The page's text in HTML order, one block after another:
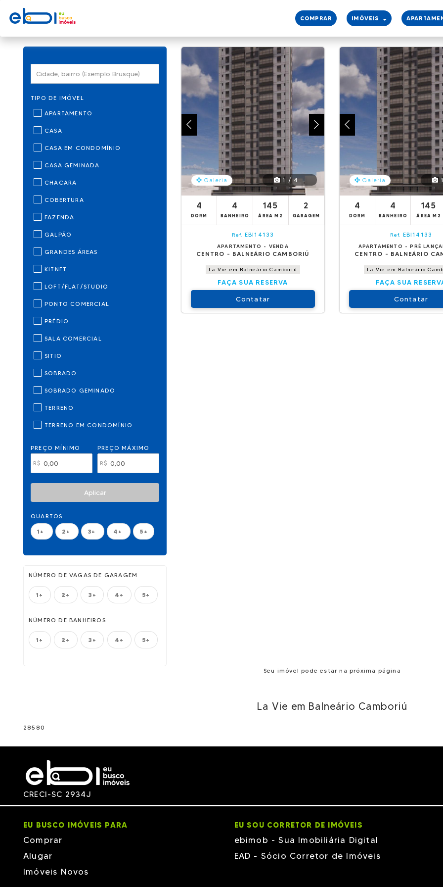
COMPRAR IMÓVEIS
TIPO DE IMÓVEL
APARTAMENTO
CASA
CASA EM CONDOMÍNIO
CASA GEMINADA
CHACARA
COBERTURA
FAZENDA
GALPÃO
GRANDES ÁREAS
KITNET
LOFT/FLAT/STUDIO
PONTO COMERCIAL
PRÉDIO
SALA COMERCIAL
SITIO
SOBRADO
SOBRADO GEMINADO
TERRENO
TERRENO EM CONDOMÍNIO
PREÇO MÍNIMO
R$
PREÇO MÁXIMO
R$
Aplicar
QUARTOS
1+ 2+ 3+ 4+ 5+
NÚMERO DE VAGAS DE GARAGEM
1+ 2+ 3+ 4+ 5+
NÚMERO DE BANHEIROS
1+ 2+ 3+ 4+ 5+
Galeria 1 / 4
4
DORM
4
BANHEIRO
145
ÁREA M2
2
GARAGEM
Ref. EBI14133
APARTAMENTO - VENDA
CENTRO - BALNEÁRIO CAMBORIÚ
La Vie em Balneário Camboriú
FAÇA SUA RESERVA
Contatar
Galeria
4
DORM
4
BANHEIRO
145
ÁREA M2
Ref. EBI14133
APARTAMENTO - PRÉ
CENTRO - BALNEÁRIO
La Vie em Balneário
FAÇA SUA
Contatar
Seu imóvel pode estar na próxima página
La Vie em Balneário Camboriú
28580
CRECI-SC 2934J
EU BUSCO IMÓVEIS PARA
Comprar
Alugar
Imóveis Novos
EU SOU CORRETOR DE IMÓVEIS
ebimob - Sua Imobiliária Digital
EAD - Sócio Corretor de Imóveis